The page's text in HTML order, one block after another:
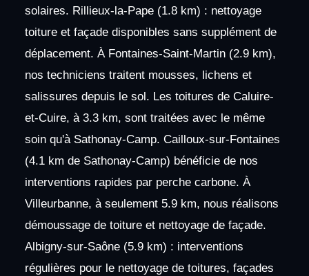
solaires. Rillieux-la-Pape (1.8 km) : nettoyage
toiture et façade disponibles sans supplément de
déplacement. À Fontaines-Saint-Martin (2.9 km),
nos techniciens traitent mousses, lichens et
salissures depuis le sol. Les toitures de Caluire-
et-Cuire, à 3.3 km, sont traitées avec le même
soin qu'à Sathonay-Camp. Cailloux-sur-Fontaines
(4.1 km de Sathonay-Camp) bénéficie de nos
interventions rapides par perche carbone. À
Villeurbanne, à seulement 5.9 km, nous réalisons
démoussage de toiture et nettoyage de façade.
Albigny-sur-Saône (5.9 km) : interventions
régulières pour le nettoyage de toitures, façades